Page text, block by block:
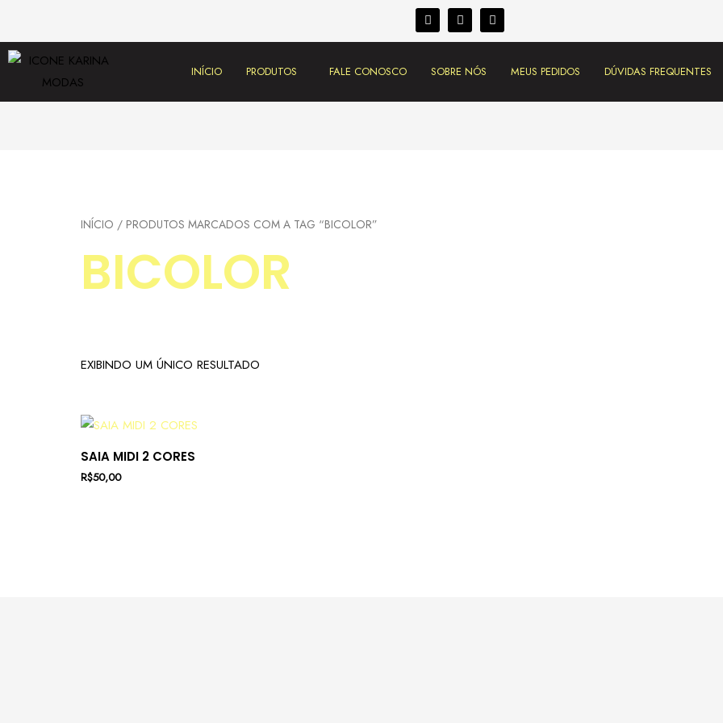
INÍCIO PRODUTOS FALE CONOSCO SOBRE NÓS MEUS PEDIDOS DÚVIDAS FREQUENTES
INÍCIO / PRODUTOS MARCADOS COM A TAG “BICOLOR”
BICOLOR
EXIBINDO UM ÚNICO RESULTADO
SAIA MIDI 2 CORES
R$50,00